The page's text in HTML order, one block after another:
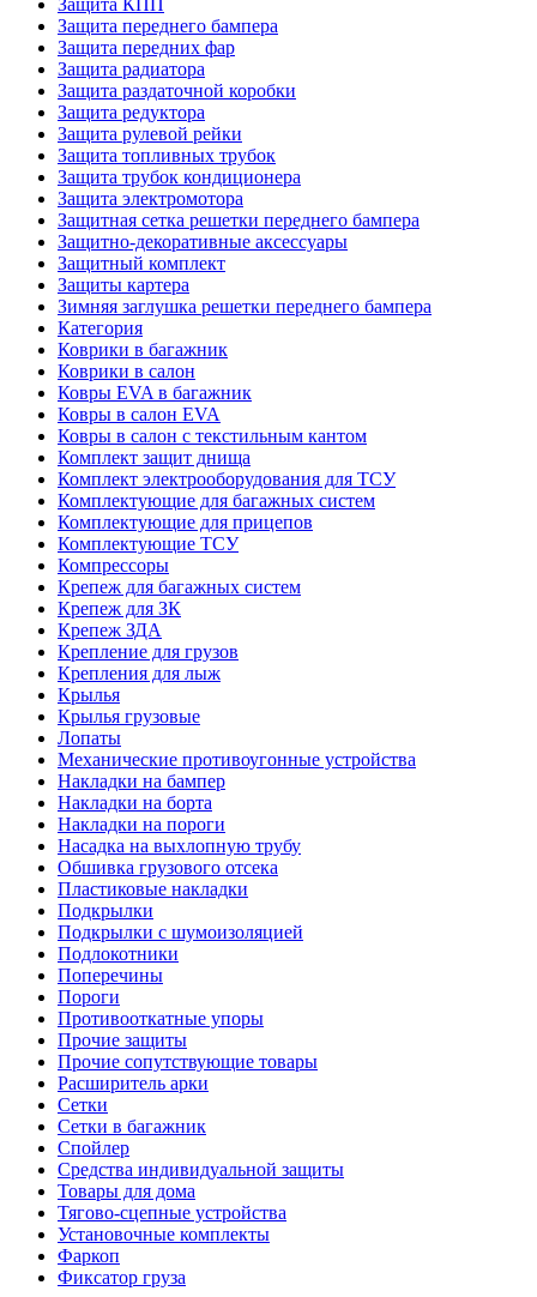
Защита КПП
Защита переднего бампера
Защита передних фар
Защита радиатора
Защита раздаточной коробки
Защита редуктора
Защита рулевой рейки
Защита топливных трубок
Защита трубок кондиционера
Защита электромотора
Защитная сетка решетки переднего бампера
Защитно-декоративные аксессуары
Защитный комплект
Защиты картера
Зимняя заглушка решетки переднего бампера
Категория
Коврики в багажник
Коврики в салон
Ковры EVA в багажник
Ковры в салон EVA
Ковры в салон с текстильным кантом
Комплект защит днища
Комплект электрооборудования для ТСУ
Комплектующие для багажных систем
Комплектующие для прицепов
Комплектующие ТСУ
Компрессоры
Крепеж для багажных систем
Крепеж для ЗК
Крепеж ЗДА
Крепление для грузов
Крепления для лыж
Крылья
Крылья грузовые
Лопаты
Механические противоугонные устройства
Накладки на бампер
Накладки на борта
Накладки на пороги
Насадка на выхлопную трубу
Обшивка грузового отсека
Пластиковые накладки
Подкрылки
Подкрылки с шумоизоляцией
Подлокотники
Поперечины
Пороги
Противооткатные упоры
Прочие защиты
Прочие сопутствующие товары
Расширитель арки
Сетки
Сетки в багажник
Спойлер
Средства индивидуальной защиты
Товары для дома
Тягово-сцепные устройства
Установочные комплекты
Фаркоп
Фиксатор груза